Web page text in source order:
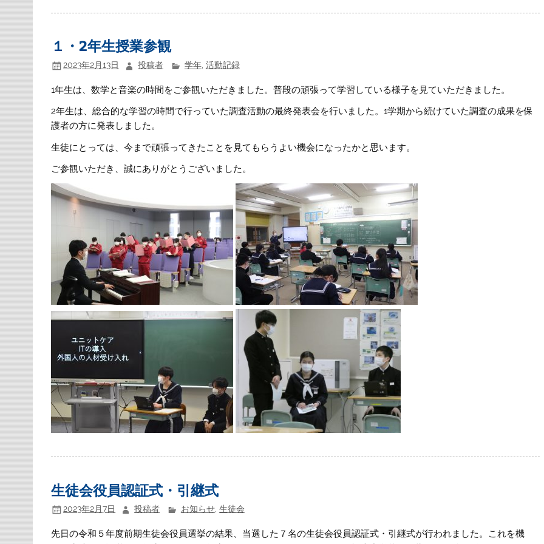
１・2年生授業参観
2023年2月13日 投稿者 学年, 活動記録
1年生は、数学と音楽の時間をご参観いただきました。普段の頑張って学習している様子を見ていただきました。
2年生は、総合的な学習の時間で行っていた調査活動の最終発表会を行いました。1学期から続けていた調査の成果を保
護者の方に発表しました。
生徒にとっては、今まで頑張ってきたことを見てもらうよい機会になったかと思います。
ご参観いただき、誠にありがとうございました。
生徒会役員認証式・引継式
2023年2月7日 投稿者 お知らせ, 生徒会
先日の令和５年度前期生徒会役員選挙の結果、当選した７名の生徒会役員認証式・引継式が行われました。これを機